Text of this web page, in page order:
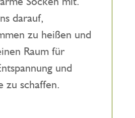
darauf,
zu heißen und
Raum für
und
zu schaffen.